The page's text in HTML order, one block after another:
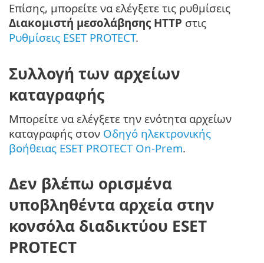
Επίσης, μπορείτε να ελέγξετε τις ρυθμίσεις
Διακομιστή μεσολάβησης HTTP στις
Ρυθμίσεις ESET PROTECT.
Συλλογή των αρχείων
καταγραφής
Μπορείτε να ελέγξετε την ενότητα αρχείων
καταγραφής στον Οδηγό ηλεκτρονικής
βοήθειας ESET PROTECT On-Prem.
Δεν βλέπω ορισμένα
υποβληθέντα αρχεία στην
κονσόλα διαδικτύου ESET
PROTECT